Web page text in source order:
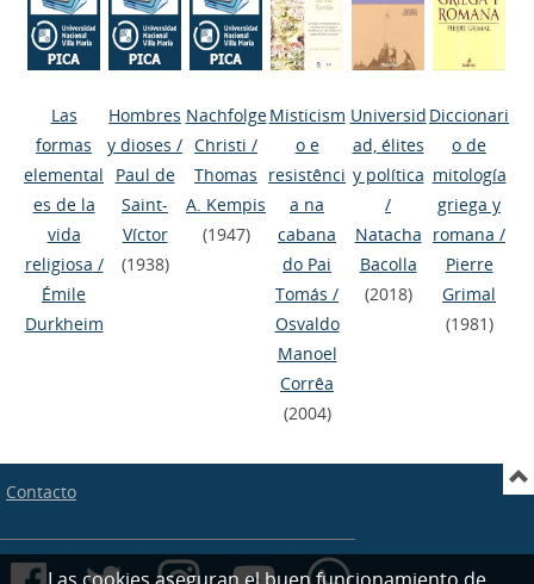
Las
formas
elemental
es de la
vida
religiosa /
Émile
Durkheim
Hombres
y dioses /
Paul de
Saint-
Víctor
(1938)
Nachfolge
Christi /
Thomas
A. Kempis
(1947)
Misticism
o e
resistênci
a na
cabana
do Pai
Tomás /
Osvaldo
Manoel
Corrêa
(2004)
Universid
ad, élites
y política
/
Natacha
Bacolla
(2018)
Diccionari
o de
mitología
griega y
romana /
Pierre
Grimal
(1981)
Contacto